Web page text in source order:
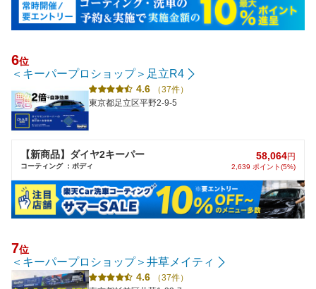
6位
＜キーパープロショップ＞足立R4
4.6
（37件）
東京都足立区平野2-9-5
【新商品】ダイヤ2キーパー
コーティング ：ボディ
58,064円
2,639 ポイント(5%)
7位
＜キーパープロショップ＞井草メイティ
4.6
（37件）